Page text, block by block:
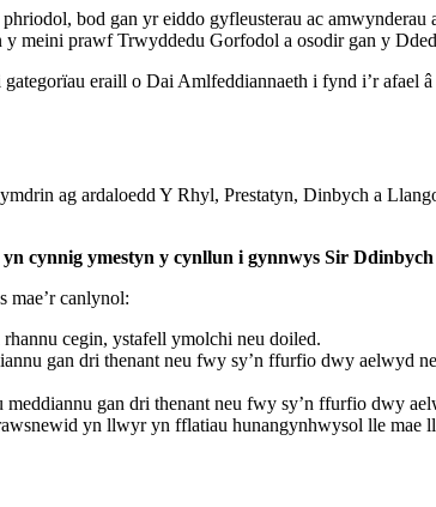
bod gan yr eiddo gyfleusterau ac amwynderau
meini prawf Trwyddedu Gorfodol a osodir gan y
eraill o Dai Amlfeddiannaeth i fynd i’r afael
ag ardaloedd Y Rhyl, Prestatyn, Dinbych a
cynnig ymestyn y cynllun i gynnwys Sir Ddinbych
mae’r canlynol:
cegin, ystafell ymolchi neu doiled.
gan dri thenant neu fwy sy’n ffurfio dwy aelwyd
gan dri thenant neu fwy sy’n ffurfio dwy
yn llwyr yn fflatiau hunangynhwysol lle mae